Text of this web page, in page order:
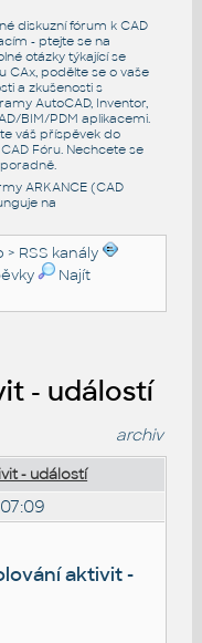
diskuzní fórum k CAD
- ptejte se na
otázky týkající se
CAx, podělte se o vaše
a zkušenosti s
AutoCAD, Inventor,
BIM/PDM aplikacemi.
váš příspěvek do
CAD Fóru. Nechcete se
.
ARKANCE (CAD
na
> RSS kanály
Najít
- událostí
archiv
- událostí
aktivit -